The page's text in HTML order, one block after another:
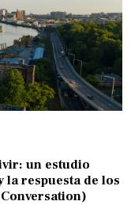
un estudio
la respuesta de los